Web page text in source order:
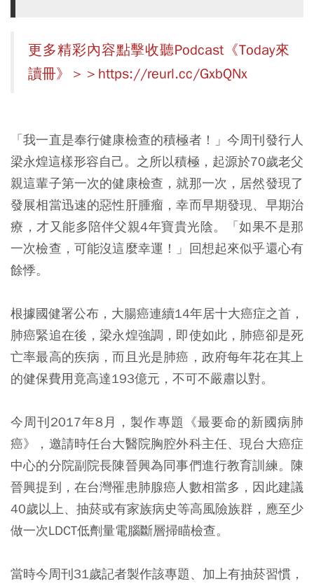
更多精彩內容點擊收聽Podcast《Today來
讀冊》＞＞ https://reurl.cc/GxbQNx
「我一直是奉行健康檢查的積極者！」今周刊發行人
梁永煌這樣形容自己。之所以積極，起源於70歲老父
親這輩子第一次的健康檢查，就那一次，居然發現了
發展相當迅速的惡性肝腫瘤，幸而早期發現、早期治
療，才又能多陪伴父親4年寶貴光陰。「如果不是那
一次檢查，可能沒這麼幸運！」回想起來似乎還心有
餘悸。
根據國健署公布，大腸癌連續14年居十大癌症之首，
肺癌緊追在後，梁永煌強調，即使如此，肺癌卻是死
亡率最高的疾病，而且光是肺癌，政府每年花在其上
的健保費用竟高達193億元，不可不嚴肅以對。
今周刊2017年8月，製作專題《最要命的新國病肺
癌》，邀請時任台大醫院胸腔外科主任、現台大癌症
中心的分院副院長陳晉興為同事們進行教育訓練。陳
晉興提到，在台灣罹患肺腺癌人數相當多，因此建議
40歲以上、抽菸或有家族病史等高風險族群，應至少
做一次LDCT低劑量電腦斷層掃瞄檢查。
當時今周刊31歲記者製作該專題、加上有抽菸習慣，